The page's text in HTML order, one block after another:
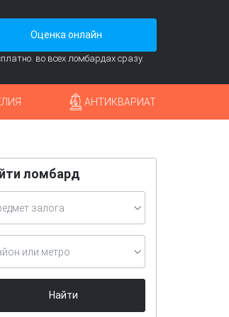
Оценка онлайн
во всех ломбардах сразу.
АНТИКВАРИАТ
ломбард
залога
или метро
Найти